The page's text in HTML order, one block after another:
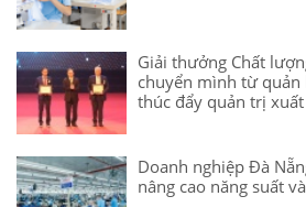
Giải thưởng Chất
chuyển mình từ quản
thúc đẩy quản trị xuất
Doanh nghiệp Đà
nâng cao năng suất